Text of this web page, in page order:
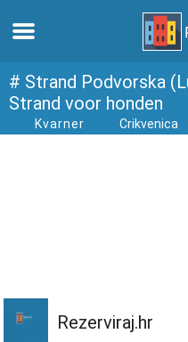
Thuis
Appartementen
Ontmoet Kroatië
# Strand Podvorska
Strand voor honden
Kvarner Crikvenica
Rezerviraj.hr